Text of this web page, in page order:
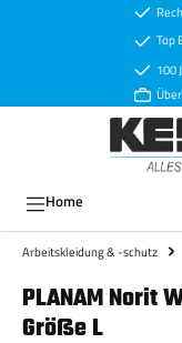
Zum Hauptinhalt springen
Top
100
Home
Arbeitskleidung & -schutz
PLANAM Norit
Größe L